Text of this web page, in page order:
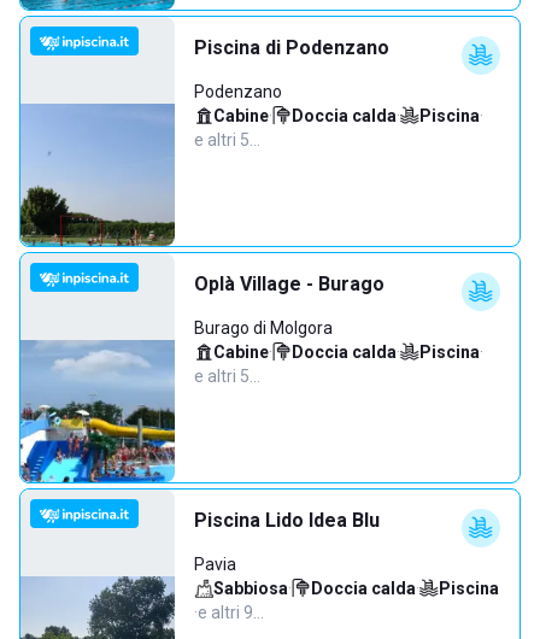
Piscina di Podenzano
Podenzano
Cabine· Doccia calda· Piscina·
e altri 5…
Oplà Village - Burago
Burago di Molgora
Cabine· Doccia calda· Piscina·
e altri 5…
Piscina Lido Idea Blu
Pavia
Sabbiosa· Doccia calda·
Piscina
·e altri 9…